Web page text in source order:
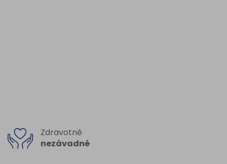
Zdravotně
nezávadné